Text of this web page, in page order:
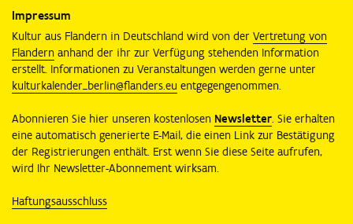
3. Dezember 2025
2. Dezember 2025 Karlsruhe
1. Dezember 2025 Köln
26. November 2025 Kronberg
25. November 2025 Frankfurt
7. November 2025
Gingst auf Rügen
Impressum
Kultur aus Flandern in Deutschland wird von der Vertretung von
Flandern anhand der ihr zur Verfügung stehenden Information
erstellt. Informationen zu Veranstaltungen werden gerne unter
kulturkalender_berlin@flanders.eu entgegengenommen.
Abonnieren Sie hier unseren kostenlosen Newsletter . Sie erhalten
eine automatisch generierte E-Mail, die einen Link zur Bestätigung
der Registrierungen enthält. Erst wenn Sie diese Seite aufrufen,
wird Ihr Newsletter-Abonnement wirksam.
Haftungsausschluss